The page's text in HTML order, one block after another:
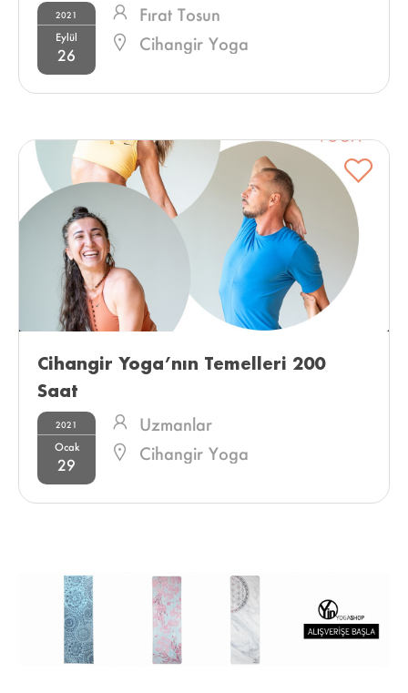
2021
Eylül
26
Fırat Tosun
Cihangir Yoga
Cihangir Yoga’nın Temelleri 200
Saat
2021
Ocak
29
Uzmanlar
Cihangir Yoga